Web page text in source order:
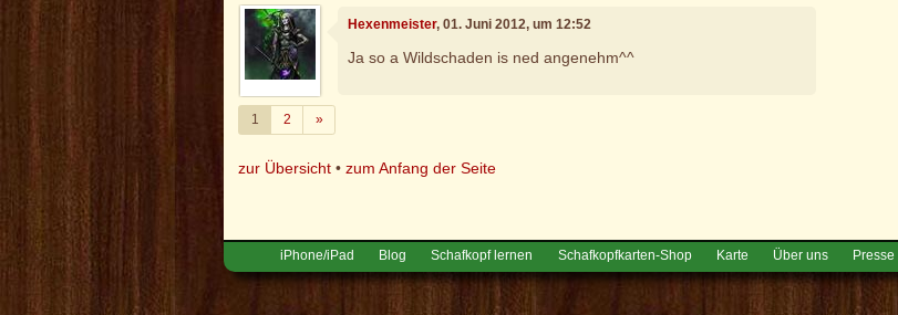
Hexenmeister, 01. Juni 2012, um 12:52
Ja so a Wildschaden is ned angenehm^^
1 2 »Weiter
zur Übersicht •zum Anfang der Seite
iPhone/iPad Blog Schafkopf lernen Schafkopfkarten-Shop Karte Über uns Presse